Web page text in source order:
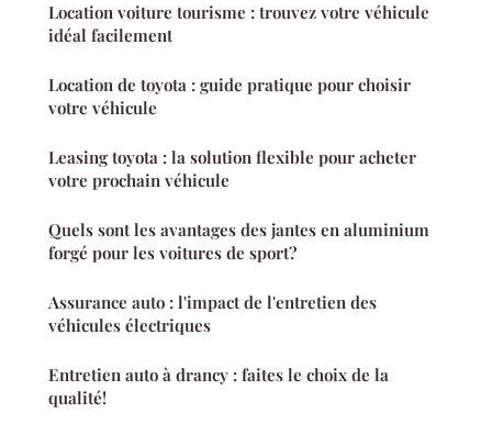
Location voiture tourisme : trouvez votre véhicule
idéal facilement
Location de toyota : guide pratique pour choisir
votre véhicule
Leasing toyota : la solution flexible pour acheter
votre prochain véhicule
Quels sont les avantages des jantes en aluminium
forgé pour les voitures de sport?
Assurance auto : l'impact de l'entretien des
véhicules électriques
Entretien auto à drancy : faites le choix de la
qualité!